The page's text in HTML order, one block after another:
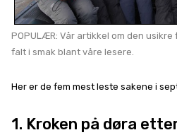
POPULÆR: Vår artikkel om den
falt i smak blant våre lesere.
Her er de fem mest leste sakene i
1. Kroken på døra